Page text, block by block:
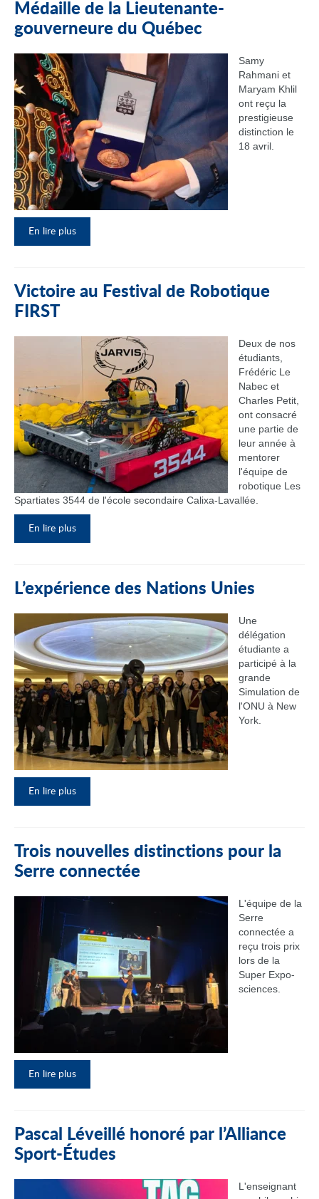
Médaille de la Lieutenante-
gouverneure du Québec
Samy
Rahmani et
Maryam Khlil
ont reçu la
prestigieuse
distinction le
18 avril.
En lire plus
Victoire au Festival de Robotique
FIRST
Deux de nos
étudiants,
Frédéric Le
Nabec et
Charles Petit,
ont consacré
une partie de
leur année à
mentorer
l'équipe de
robotique Les
Spartiates 3544 de l'école secondaire Calixa-Lavallée.
En lire plus
L’expérience des Nations Unies
Une
délégation
étudiante a
participé à la
grande
Simulation de
l'ONU à New
York.
En lire plus
Trois nouvelles distinctions pour la
Serre connectée
L'équipe de la
Serre
connectée a
reçu trois prix
lors de la
Super Expo-
sciences.
En lire plus
Pascal Léveillé honoré par l’Alliance
Sport-Études
L'enseignant